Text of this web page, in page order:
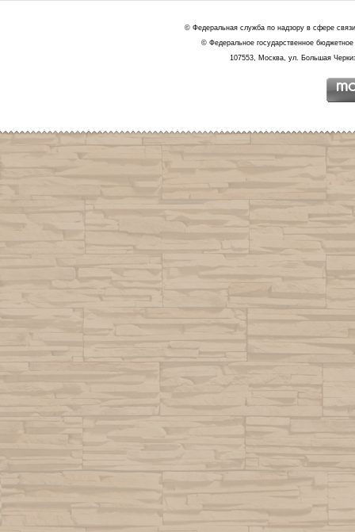
© Федеральная служба по надзору в сфере
© Федеральное государственное
107553, Москва, ул. Большая